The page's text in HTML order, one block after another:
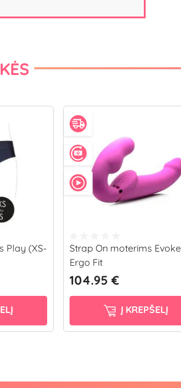
Play (XS-
Strap On moterims Evoke
Ergo Fit
104.95 €
Į KREPŠELĮ